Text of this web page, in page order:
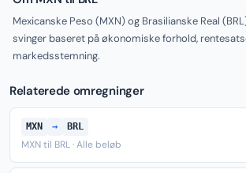
Mexicanske Peso (MXN) og Brasilianske Real
svinger baseret på økonomiske forhold,
markedsstemning.
Relaterede omregninger
MXN → BRL
MXN til BRL · Alle beløb